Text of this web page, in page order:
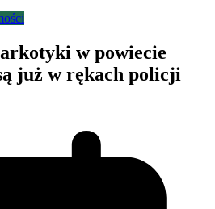
w powiecie
już w rękach policji